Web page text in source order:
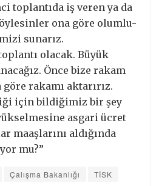
toplantıda iş veren ya da
ona göre olumlu-
sunarız.
olacak. Büyük
Önce bize rakam
rakamı aktarırız.
için bildiğimiz bir şey
asgari ücret
maaşlarını aldığında
mu?”
Çalışma Bakanlığı
TİSK